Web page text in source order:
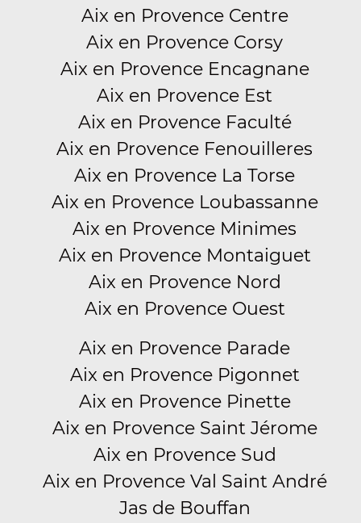
Aix en Provence Centre
Aix en Provence Corsy
Aix en Provence Encagnane
Aix en Provence Est
Aix en Provence Faculté
Aix en Provence Fenouilleres
Aix en Provence La Torse
Aix en Provence Loubassanne
Aix en Provence Minimes
Aix en Provence Montaiguet
Aix en Provence Nord
Aix en Provence Ouest
Aix en Provence Parade
Aix en Provence Pigonnet
Aix en Provence Pinette
Aix en Provence Saint Jérome
Aix en Provence Sud
Aix en Provence Val Saint André
Jas de Bouffan